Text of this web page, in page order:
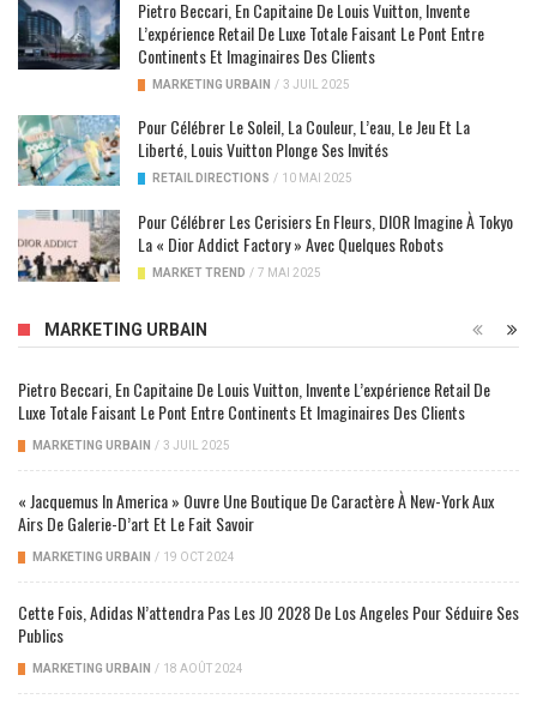
Pietro Beccari, En Capitaine De Louis Vuitton, Invente
L’expérience Retail De Luxe Totale Faisant Le Pont Entre
Continents Et Imaginaires Des Clients
MARKETING URBAIN / 3 JUIL 2025
Pour Célébrer Le Soleil, La Couleur, L’eau, Le Jeu Et La
Liberté, Louis Vuitton Plonge Ses Invités
RETAIL DIRECTIONS / 10 MAI 2025
Pour Célébrer Les Cerisiers En Fleurs, DIOR Imagine À Tokyo
La « Dior Addict Factory » Avec Quelques Robots
MARKET TREND / 7 MAI 2025
MARKETING URBAIN
Pietro Beccari, En Capitaine De Louis Vuitton, Invente L’expérience Retail De
Luxe Totale Faisant Le Pont Entre Continents Et Imaginaires Des Clients
MARKETING URBAIN / 3 JUIL 2025
« Jacquemus In America » Ouvre Une Boutique De Caractère À New-York Aux
Airs De Galerie-D’art Et Le Fait Savoir
MARKETING URBAIN / 19 OCT 2024
Cette Fois, Adidas N’attendra Pas Les JO 2028 De Los Angeles Pour Séduire Ses
Publics
MARKETING URBAIN / 18 AOÛT 2024